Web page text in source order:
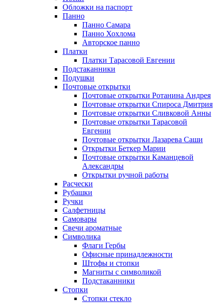
Обложки на паспорт
Панно
Панно Самара
Панно Хохлома
Авторское панно
Платки
Платки Тарасовой Евгении
Подстаканники
Подушки
Почтовые открытки
Почтовые открытки Ротанина Андрея
Почтовые открытки Спироса Дмитрия
Почтовые открытки Сливковой Анны
Почтовые открытки Тарасовой
Евгении
Почтовые открытки Лазарева Саши
Открытки Беткер Марии
Почтовые открытки Каманцевой
Александры
Открытки ручной работы
Расчески
Рубашки
Ручки
Салфетницы
Самовары
Свечи ароматные
Символика
Флаги Гербы
Офисные принадлежности
Штофы и стопки
Магниты с символикой
Подстаканники
Стопки
Стопки стекло